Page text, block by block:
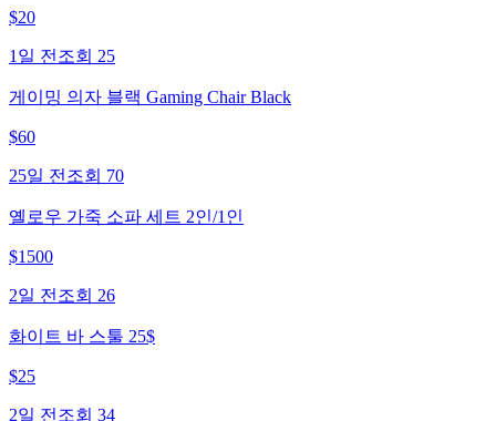
$20
1일 전 조회 25
게이밍 의자 블랙 Gaming Chair Black
$60
25일 전 조회 70
옐로우 가죽 소파 세트 2인/1인
$1500
2일 전 조회 26
화이트 바 스툴 25$
$25
2일 전 조회 34